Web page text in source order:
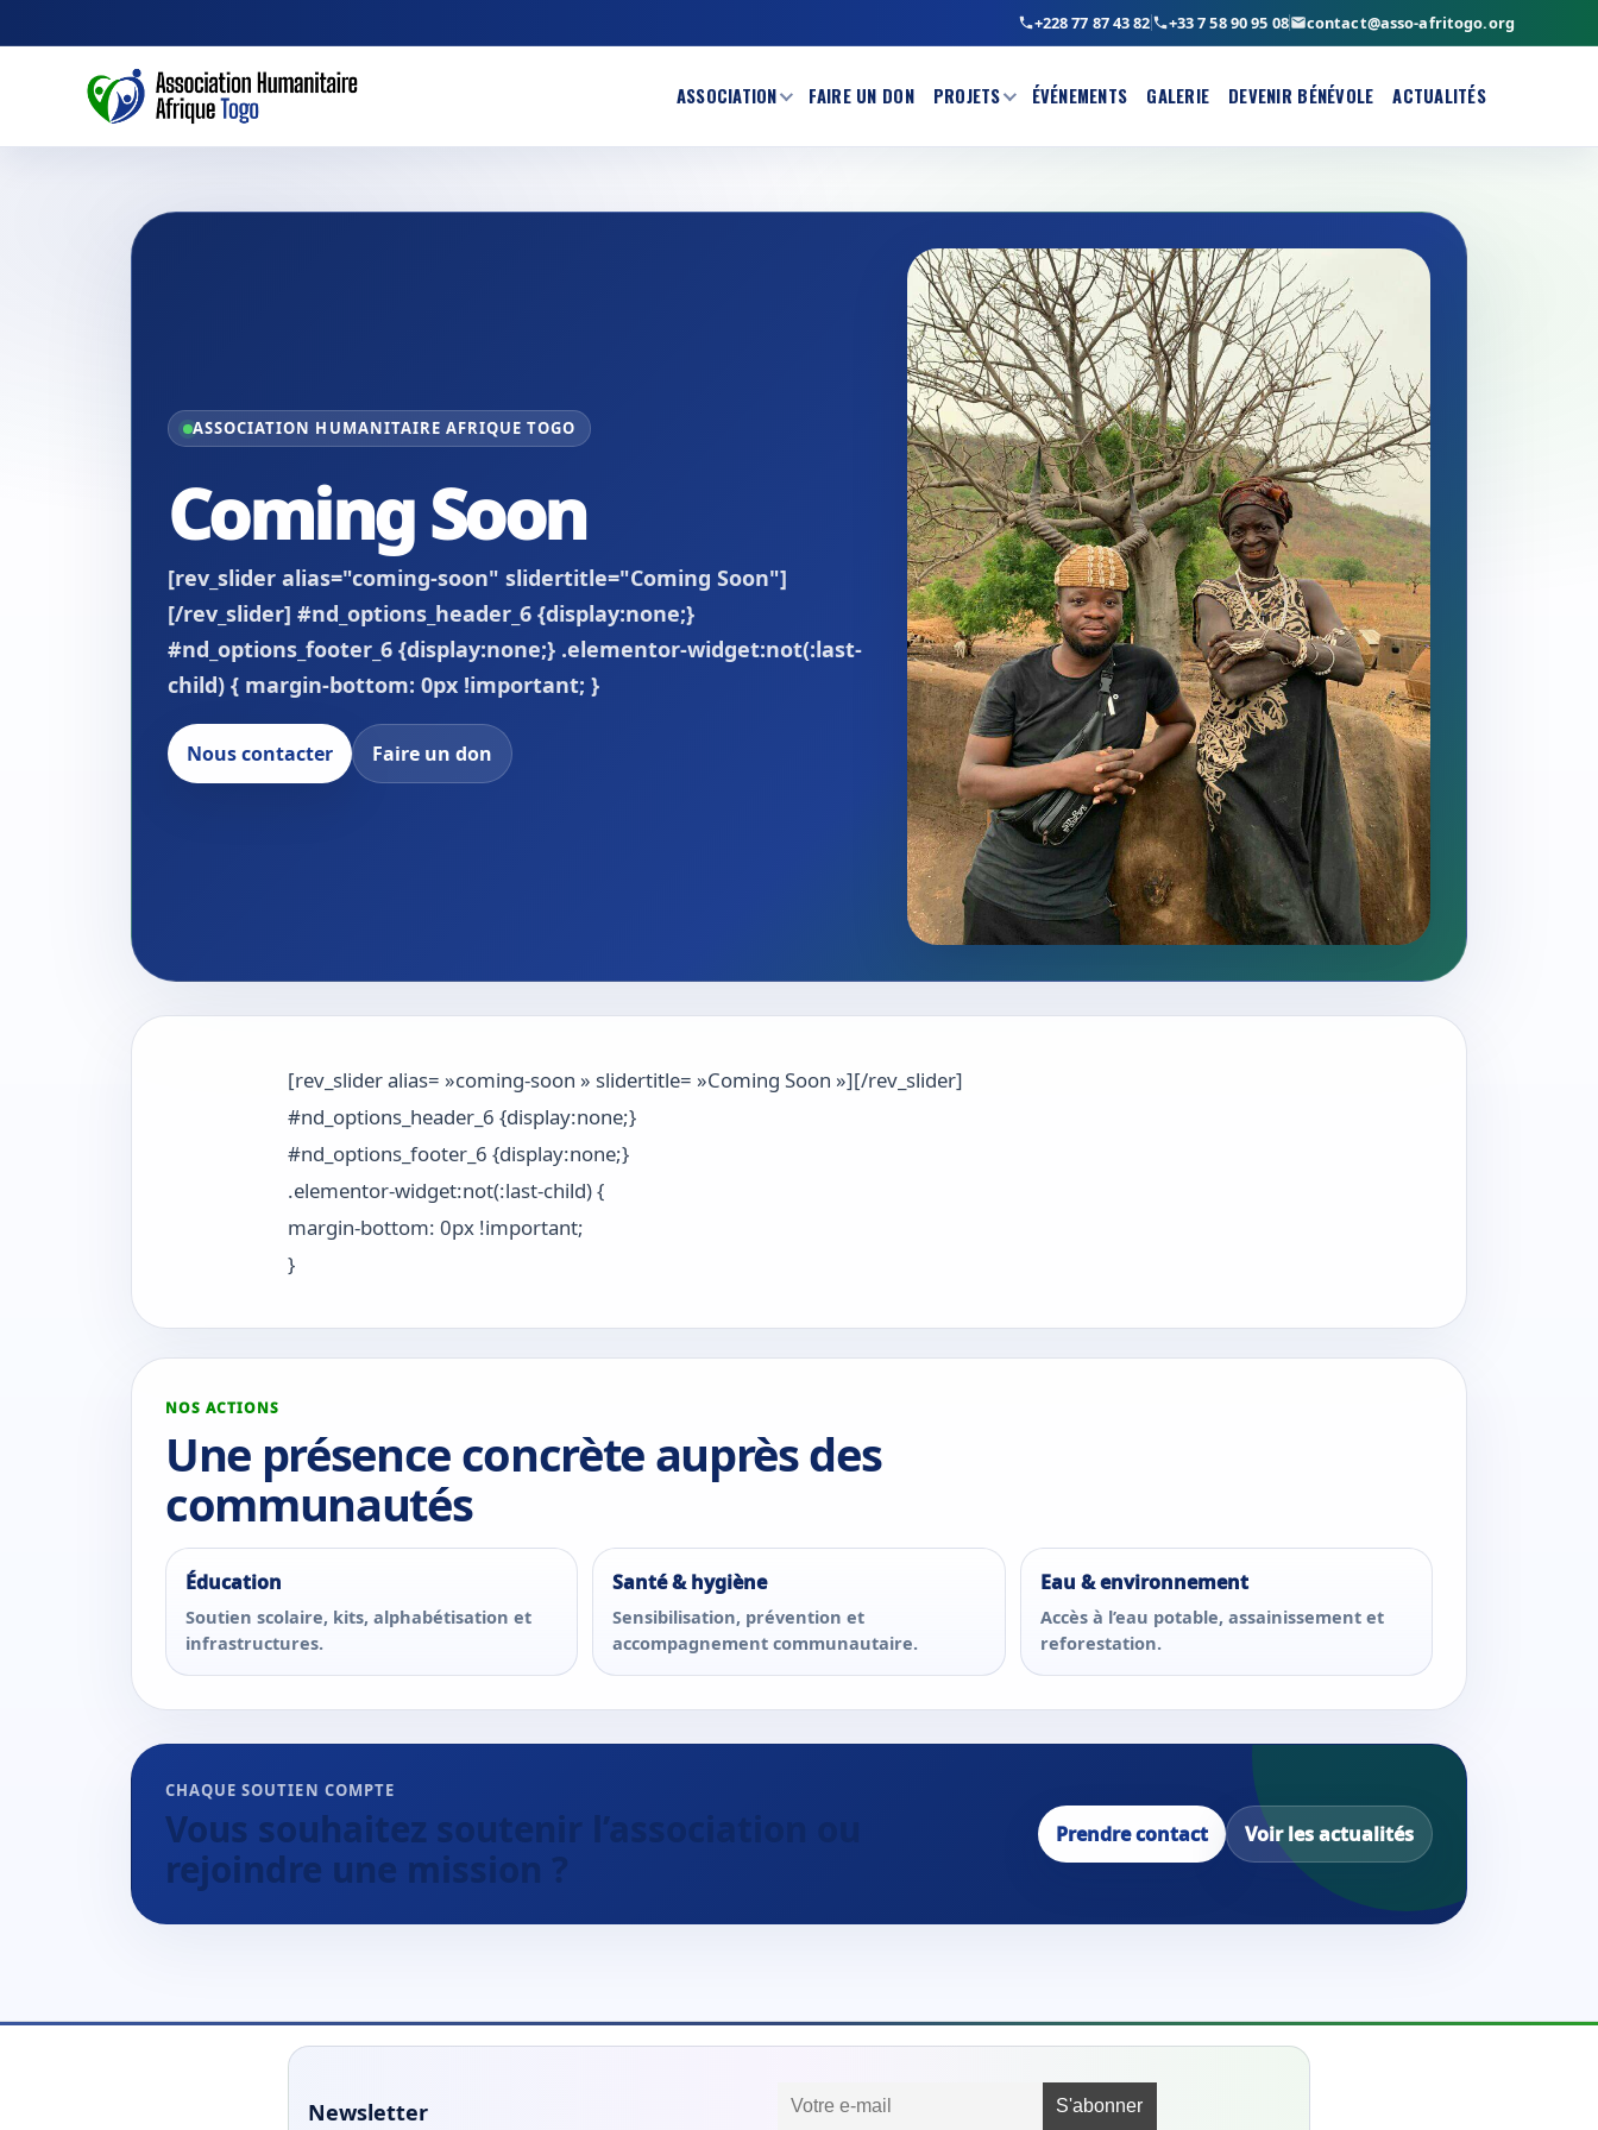
+228 77 87 43 82 +33 7 58 90 95 08 contact@asso-afritogo.org
ASSOCIATION FAIRE UN DON PROJETS ÉVÉNEMENTS GALERIE DEVENIR BÉNÉVOLE ACTUALITÉS
ASSOCIATION HUMANITAIRE AFRIQUE TOGO
Coming Soon
[rev_slider alias="coming-soon" slidertitle="Coming Soon"]
[/rev_slider] #nd_options_header_6 {display:none;}
#nd_options_footer_6 {display:none;} .elementor-widget:not(:last-
child) { margin-bottom: 0px !important; }
Nous contacter Faire un don
[rev_slider alias= »coming-soon » slidertitle= »Coming Soon »][/rev_slider]
#nd_options_header_6 {display:none;}
#nd_options_footer_6 {display:none;}
.elementor-widget:not(:last-child) {
margin-bottom: 0px !important;
}
NOS ACTIONS
Une présence concrète auprès des
communautés
Éducation
Soutien scolaire, kits, alphabétisation et
infrastructures.
Santé & hygiène
Sensibilisation, prévention et
accompagnement communautaire.
Eau & environnement
Accès à l’eau potable, assainissement et
reforestation.
CHAQUE SOUTIEN COMPTE
Vous souhaitez soutenir l’association ou
rejoindre une mission ?
Prendre contact Voir les actualités
Newsletter